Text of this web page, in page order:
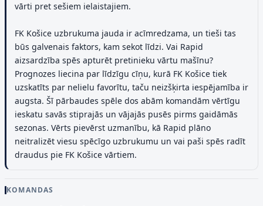
vārti pret sešiem ielaistajiem.
FK Košice uzbrukuma jauda ir acīmredzama, un tieši tas
būs galvenais faktors, kam sekot līdzi. Vai Rapid
aizsardzība spēs apturēt pretinieku vārtu mašīnu?
Prognozes liecina par līdzīgu cīņu, kurā FK Košice tiek
uzskatīts par nelielu favorītu, taču neizšķirta iespējamība ir
augsta. Šī pārbaudes spēle dos abām komandām vērtīgu
ieskatu savās stiprajās un vājajās pusēs pirms gaidāmās
sezonas. Vērts pievērst uzmanību, kā Rapid plāno
neitralizēt viesu spēcīgo uzbrukumu un vai paši spēs radīt
draudus pie FK Košice vārtiem.
KOMANDAS